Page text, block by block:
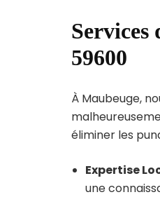
Services
59600
À Maubeuge,
éliminer les
Expertise
une